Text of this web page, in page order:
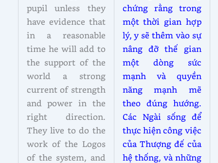
pupil unless they
have evidence that
in a reasonable
time he will add to
the support of the
world a strong
current of strength
and power in the
right direction.
They live to do the
work of the Logos
of the system, and
chứng rằng trong
một thời gian hợp
lý, y sẽ thêm vào sự
nâng đỡ thế gian
một dòng sức
mạnh và quyền
năng mạnh mẽ
theo đúng hướng.
Các Ngài sống để
thực hiện công việc
của Thượng đế của
hệ thống, và những